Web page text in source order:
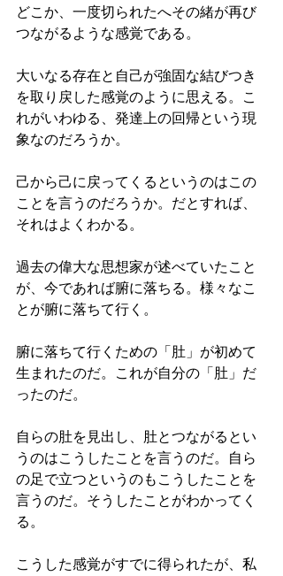
どこか、一度切られたへその緒が再び
つながるような感覚である。
大いなる存在と自己が強固な結びつき
を取り戻した感覚のように思える。こ
れがいわゆる、発達上の回帰という現
象なのだろうか。
己から己に戻ってくるというのはこの
ことを言うのだろうか。だとすれば、
それはよくわかる。
過去の偉大な思想家が述べていたこと
が、今であれば腑に落ちる。様々なこ
とが腑に落ちて行く。
腑に落ちて行くための「肚」が初めて
生まれたのだ。これが自分の「肚」だ
ったのだ。
自らの肚を見出し、肚とつながるとい
うのはこうしたことを言うのだ。自ら
の足で立つというのもこうしたことを
言うのだ。そうしたことがわかってく
る。
こうした感覚がすでに得られたが、私